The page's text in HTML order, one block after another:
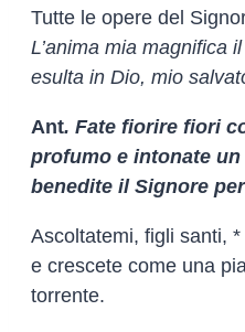
Tutte le opere del
L’anima mia magnifica
esulta in Dio, mio
Ant. Fate fiorire fiori
profumo e intonate
benedite il Signore
Ascoltatemi, figli santi, *
e crescete come una
torrente.